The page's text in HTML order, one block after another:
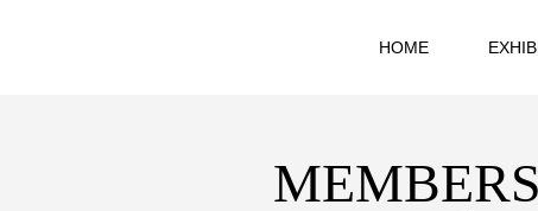
HOME
MEMBERS